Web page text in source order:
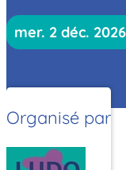
mer. 2 déc.
Organisé par